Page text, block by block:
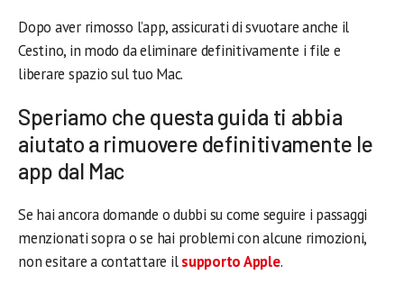
Dopo aver rimosso l’app, assicurati di svuotare anche il
Cestino, in modo da eliminare definitivamente i file e
liberare spazio sul tuo Mac.
Speriamo che questa guida ti abbia
aiutato a rimuovere definitivamente le
app dal Mac
Se hai ancora domande o dubbi su come seguire i passaggi
menzionati sopra o se hai problemi con alcune rimozioni,
non esitare a contattare ilsupporto Apple.